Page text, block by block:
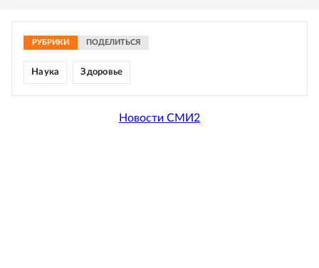
РУБРИКИ ПОДЕЛИТЬСЯ
Наука Здоровье
Новости СМИ2